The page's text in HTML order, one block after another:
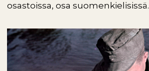
osastoissa, osa suomenkielisissä.